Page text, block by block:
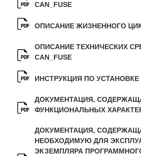
Семинар «Моделирование
ЯТЦ»
Препринты
Зимняя школа по физике
плотностей энергий
конференция
Технологии. Развитие»
ПРОДУКЦИЯ И УСЛУГИ
CAN_FUSE
ОПИСАНИЕ ЖИЗНЕННОГО
ОПИСАНИЕ ТЕХНИЧЕСКИХ
CAN_FUSE
ИНСТРУКЦИЯ ПО УСТАНОВКЕ
ДОКУМЕНТАЦИЯ,
ФУНКЦИОНАЛЬНЫХ
ДОКУМЕНТАЦИЯ,
НЕОБХОДИМУЮ ДЛЯ
ЭКЗЕМПЛЯРА